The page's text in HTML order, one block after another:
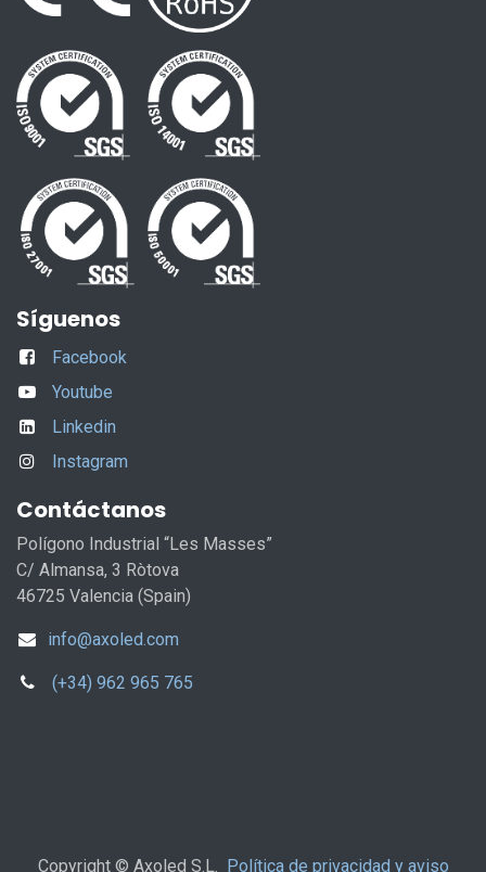
Síguenos
Facebook
Youtube
Linkedin
Instagram
Contáctanos
Polígono Industrial “Les Masses”
C/ Almansa, 3 Ròtova
46725 Valencia (Spain)
info@axoled.com
(+34) 962 965 765
Copyright © Axoled S.L. Política de privacidad y aviso